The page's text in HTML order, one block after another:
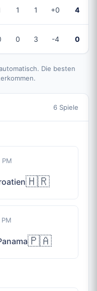
1 1 +0 4
0 3 -4 0
Die besten
6 Spiele
PM
🇭🇷
🇵🇦